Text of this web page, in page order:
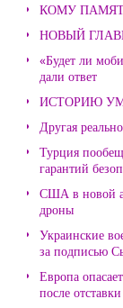
КОМУ
НОВЫЙ
«Будет ли
дали ответ
ИСТОРИЮ
Другая
Турция
гарантий
США в новой
дроны
Украинские
за подписью
Европа
после